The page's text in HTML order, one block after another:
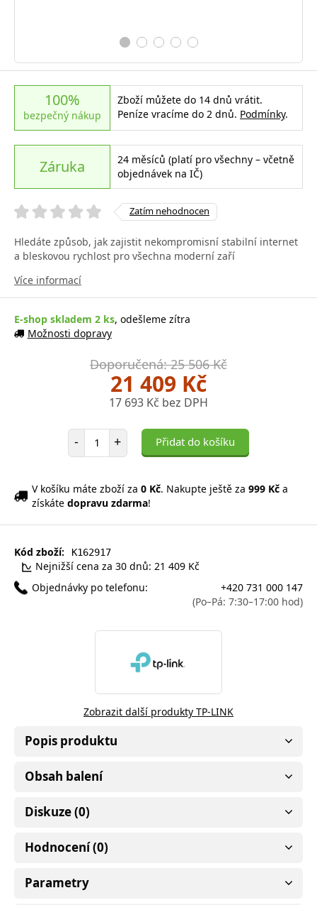
100%
bezpečný nákup
Zboží můžete do 14 dnů vrátit.
Peníze vracíme do 2 dnů. Podmínky.
Záruka
24 měsíců (platí pro všechny – včetně
objednávek na IČ)
Zatím nehodnocen
Hledáte způsob, jak zajistit nekompromisní stabilní internet
a bleskovou rychlost pro všechna moderní zaří
Více informací
E-shop skladem 2 ks, odešleme zítra
Možnosti dopravy
Doporučená: 25 506 Kč
21 409 Kč
17 693 Kč bez DPH
- Počet položek
+ Přidat do košíku
V košíku máte zboží za 0 Kč. Nakupte ještě za 999 Kč a
získáte dopravu zdarma!
Kód zboží: K162917
Nejnižší cena za 30 dnů: 21 409 Kč
Objednávky po telefonu:
+420 731 000 147
(Po–Pá: 7:30–17:00 hod)
Zobrazit další produkty TP-LINK
Popis produktu
Obsah balení
Diskuze (0)
Hodnocení (0)
Parametry